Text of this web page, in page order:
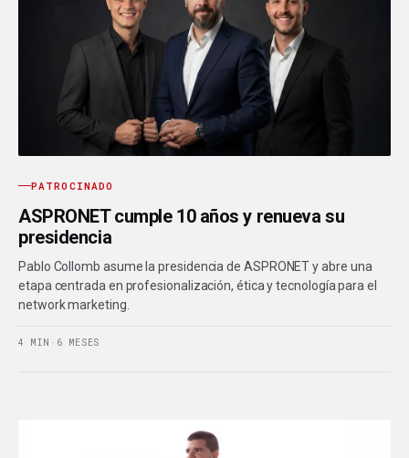
PATROCINADO
ASPRONET cumple 10 años y renueva su
presidencia
Pablo Collomb asume la presidencia de ASPRONET y abre una
etapa centrada en profesionalización, ética y tecnología para el
network marketing.
4 MIN · 6 MESES